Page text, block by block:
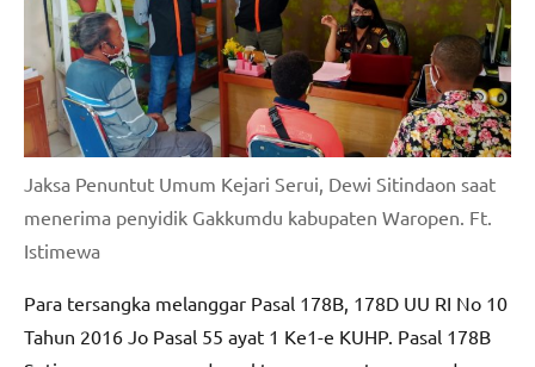
Jaksa Penuntut Umum Kejari Serui, Dewi Sitindaon saat
menerima penyidik Gakkumdu kabupaten Waropen. Ft.
Istimewa
Para tersangka melanggar Pasal 178B, 178D UU RI No 10
Tahun 2016 Jo Pasal 55 ayat 1 Ke1-e KUHP. Pasal 178B